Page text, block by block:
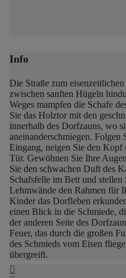
Info
Die Straße zum
zwischen sanften Hügeln
Weges mampfen die Schafe
Sie das Holztor mit den
innerhalb des Dorfzauns, wo
aneinanderschmiegen. Folgen
Eingang, neigen Sie den Kopf
Tür. Gewöhnen Sie Ihre
Sie den schwachen Duft des
Schafsfelle im Bett und
Lehmwände den Rahmen für
Kinder das Dorfleben
einen Blick in die Schmiede,
der anderen Seite des
Feuer, das durch die großen
des Schmieds vom Eisen
übergreift.